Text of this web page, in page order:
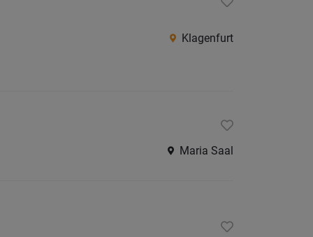
Klagenfurt
Maria Saal